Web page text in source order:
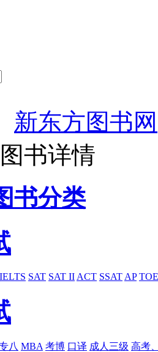
新东方图书网
图书详情
书分类
IELTS SAT SAT IIACT SSATAP
八 MBA 考博 口译 成人三级 高考